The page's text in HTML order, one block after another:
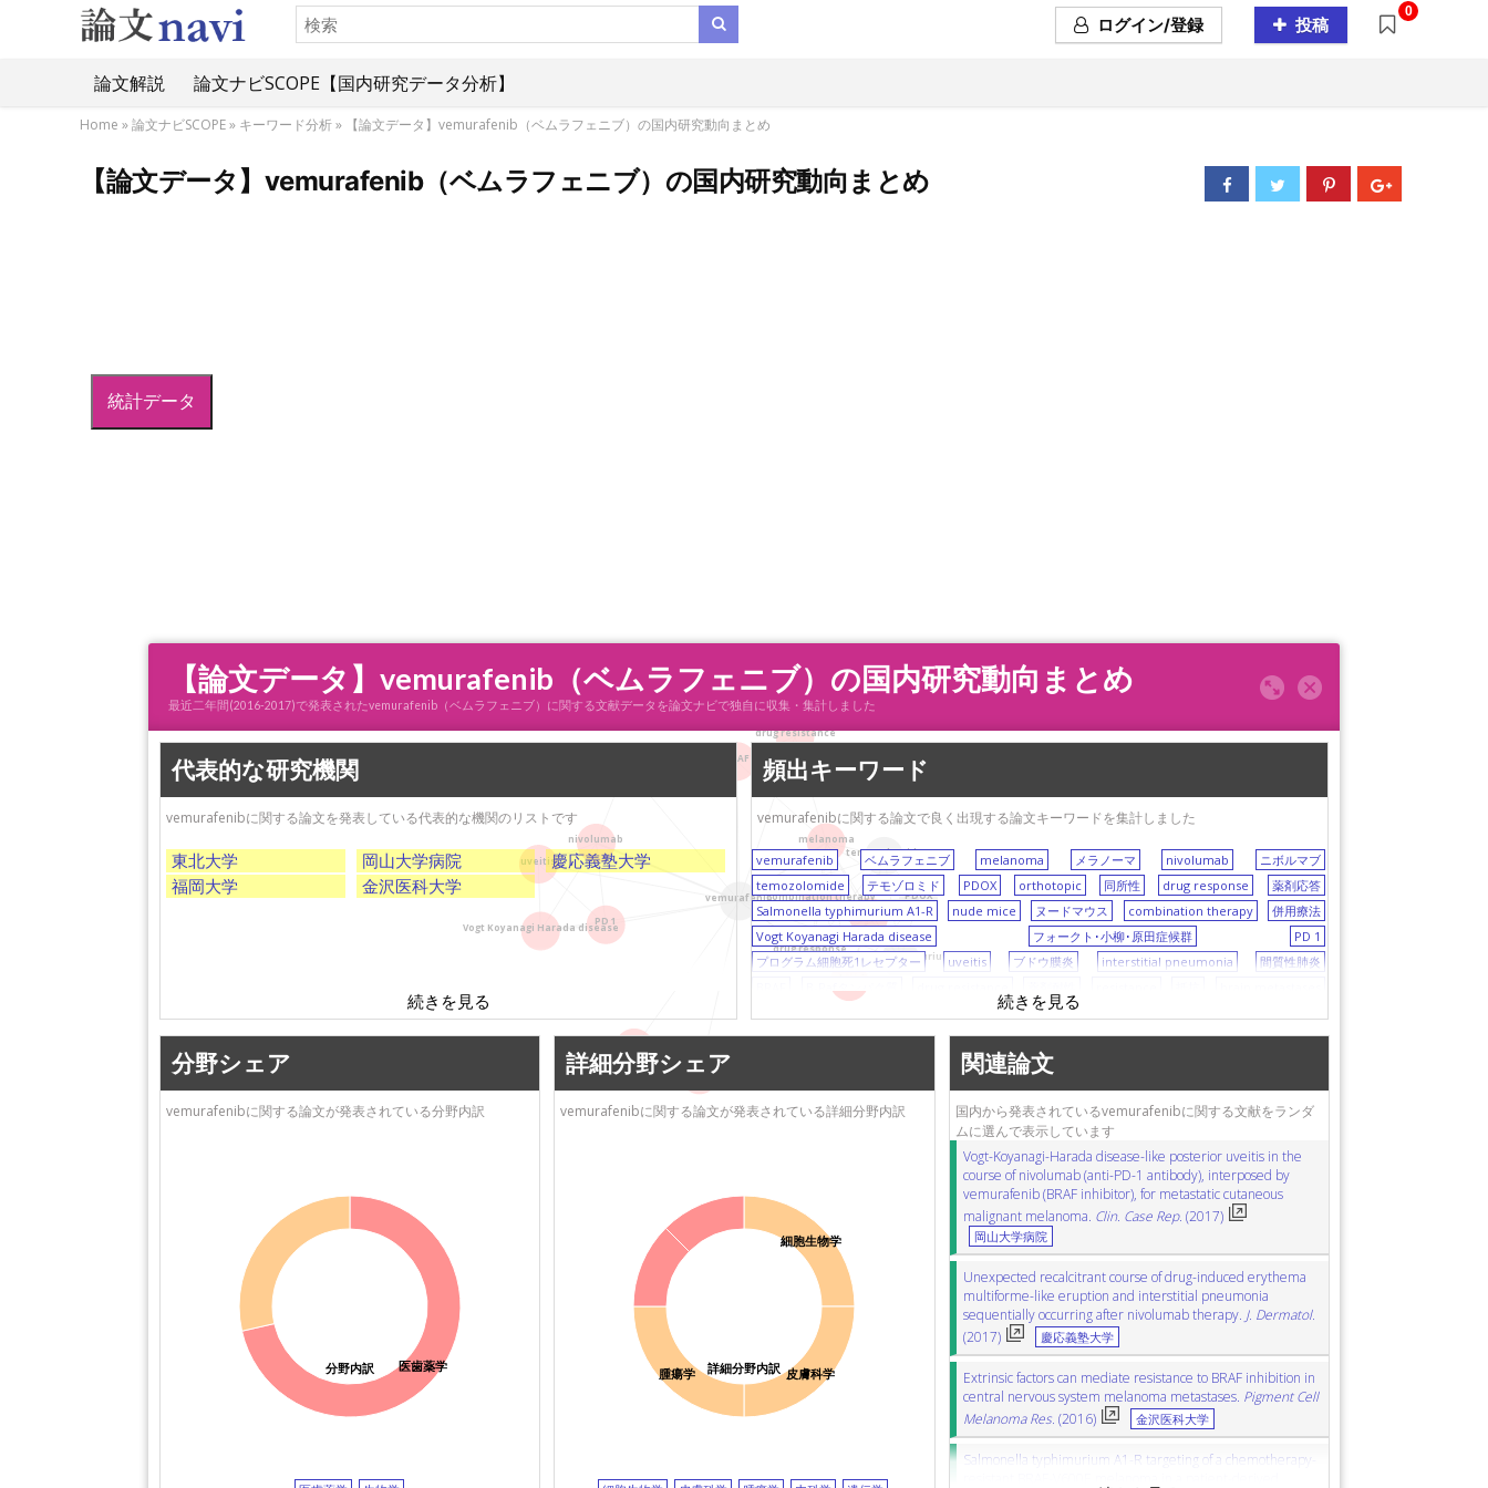
ログイン/登録 投稿
0
論文解説 論文ナビSCOPE【国内研究データ分析】
Home »論文ナビSCOPE» キーワード分析» 【論文データ】vemurafenib（ベムラフェニブ）の国内研究動向まとめ
【論文データ】vemurafenib（ベムラフェニブ）の国内研究動向まとめ
統計データ
vemurafenib
melanoma
nivolumab
temozolomide
PDOX
orthotopic
drug response
Salmonella typhimurium A1-R
combination therapy
Vogt Koyanagi Harada disease
PD 1
uveitis
BRAF
drug resistance
brain metastases
【論文データ】vemurafenib（ベムラフェニブ）の国内研究動向まとめ
最近二年間(2016-2017)で発表されたvemurafenib（ベムラフェニブ）に関する文献データを論文ナビで独自に収集・集計しました
代表的な研究機関
vemurafenibに関する論文を発表している代表的な機関のリストです
東北大学
福岡大学
岡山大学病院
金沢医科大学
慶応義塾大学
頻出キーワード
vemurafenibに関する論文で良く出現する論文キーワードを集計しました
vemurafenib ベムラフェニブ melanoma メラノーマ nivolumab
ニボルマブ
temozolomide
テモゾロミド PDOX orthotopic 同所性 drug response
薬剤応答
Salmonella typhimurium A1-R
nude mice ヌードマウス combination therapy
併用療法
Vogt Koyanagi Harada disease
フォークト･小柳･原田症候群
PD 1
プログラム細胞死1レセプター
uveitis ブドウ膜炎 interstitial pneumonia
間質性肺炎
B-Rafタンパク質
分野シェア
vemurafenibに関する論文が発表されている分野内訳
分野内訳 医歯薬学
詳細分野シェア
vemurafenibに関する論文が発表されている詳細分野内訳
詳細分野内訳
細胞生物学
皮膚科学
腫瘍学
関連論文
国内から発表されているvemurafenibに関する文献をランダ
ムに選んで表示しています
Vogt-Koyanagi-Harada disease-like posterior uveitis in the
course of nivolumab (anti-PD-1 antibody), interposed by
vemurafenib (BRAF inhibitor), for metastatic cutaneous
malignant melanoma. Clin. Case Rep. (2017)
岡山大学病院
Unexpected recalcitrant course of drug-induced erythema
multiforme-like eruption and interstitial pneumonia
sequentially occurring after nivolumab therapy. J. Dermatol.
(2017)
慶応義塾大学
Extrinsic factors can mediate resistance to BRAF inhibition in
central nervous system melanoma metastases. Pigment Cell
Melanoma Res. (2016) 金沢医科大学
Salmonella typhimurium A1-R targeting of a chemotherapy-